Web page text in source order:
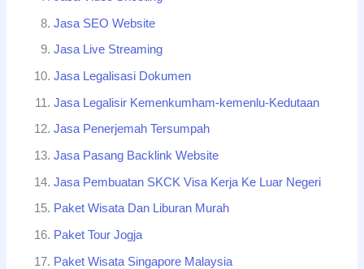
Jasa SEO Website
Jasa Live Streaming
Jasa Legalisasi Dokumen
Jasa Legalisir Kemenkumham-kemenlu-Kedutaan
Jasa Penerjemah Tersumpah
Jasa Pasang Backlink Website
Jasa Pembuatan SKCK Visa Kerja Ke Luar Negeri
Paket Wisata Dan Liburan Murah
Paket Tour Jogja
Paket Wisata Singapore Malaysia